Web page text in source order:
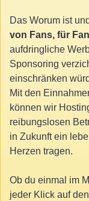
Das Worum ist
von Fans, für
aufdringliche
Sponsoring
einschränken
Mit den
können wir
reibungslosen
in Zukunft ein
Herzen tragen.
Ob du einmal im
jeder Klick auf